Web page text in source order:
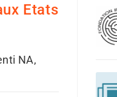
Etats
NA,